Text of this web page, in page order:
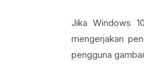
Jika Windows
mengerjakan
pengguna